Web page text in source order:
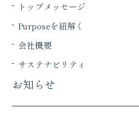
トップメッセージ
Purposeを紐解く
会社概要
サステナビリティ
お知らせ